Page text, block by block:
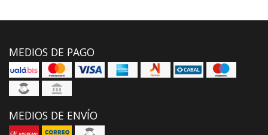
MEDIOS DE PAGO
MEDIOS DE ENVÍO